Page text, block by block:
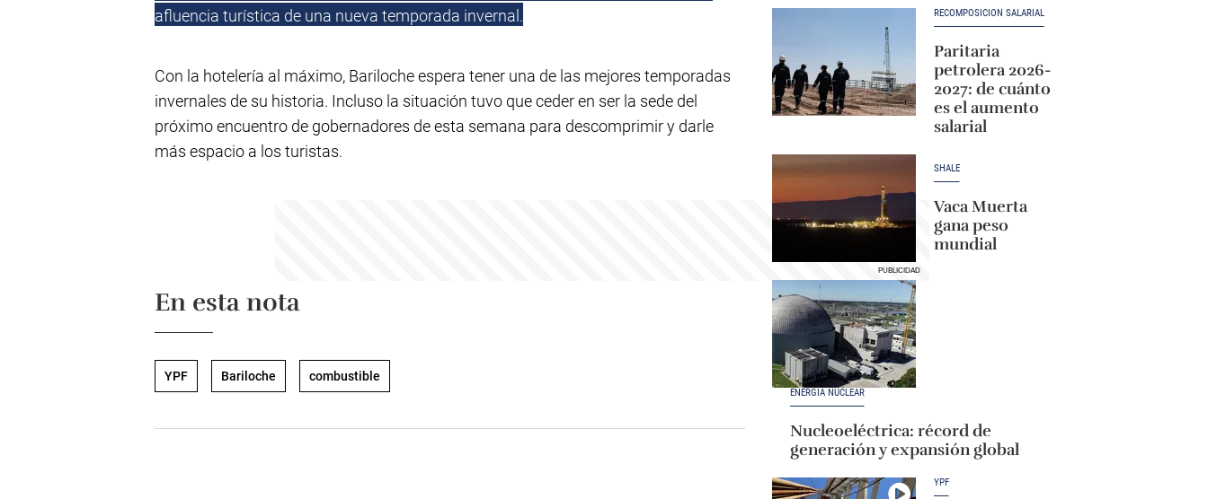
afluencia turística de una nueva temporada invernal.
Con la hotelería al máximo, Bariloche espera tener una de las mejores temporadas
invernales de su historia. Incluso la situación tuvo que ceder en ser la sede del
próximo encuentro de gobernadores de esta semana para descomprimir y darle
más espacio a los turistas.
En esta nota
YPF Bariloche combustible
RECOMPOSICIÓN SALARIAL
Paritaria
petrolera 2026-
2027: de cuánto
es el aumento
salarial
SHALE
Vaca Muerta
gana peso
mundial
ENERGÍA NUCLEAR
Nucleoeléctrica: récord de
generación y expansión global
YPF